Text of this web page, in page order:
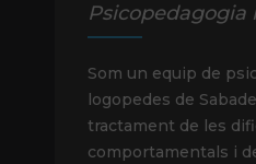
Psicopedagogia
Som un equip de
logopedes de
tractament de les
comportamentals i